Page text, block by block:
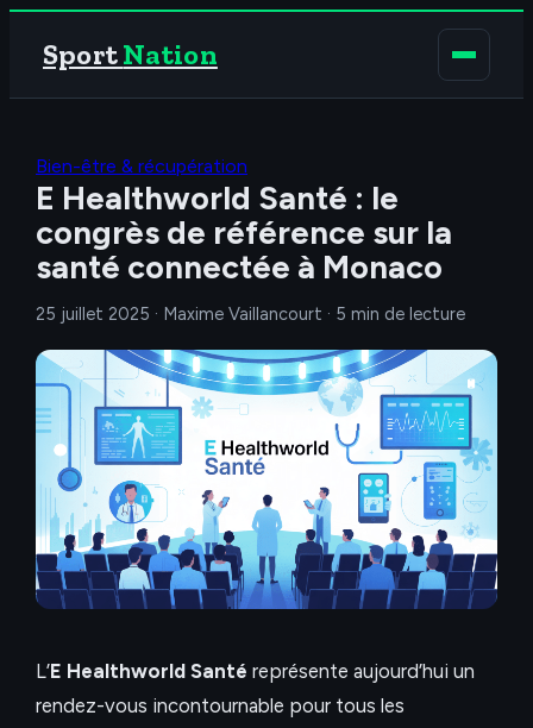
SportNation
Bien-être & récupération
E Healthworld Santé : le
congrès de référence sur la
santé connectée à Monaco
25 juillet 2025 · Maxime Vaillancourt · 5 min de lecture
L’E Healthworld Santé représente aujourd’hui un
rendez-vous incontournable pour tous les